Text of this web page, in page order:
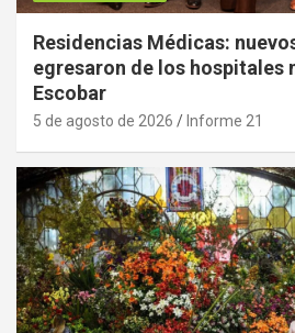
Residencias Médicas:
egresaron de los hospitales
Escobar
5 de agosto de 2026 Informe 21